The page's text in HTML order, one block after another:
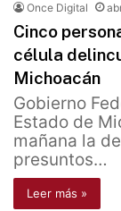
Once Digital
Cinco
célula
Michoacán
Gobierno
Estado de
mañana la
presuntos…
Leer más »